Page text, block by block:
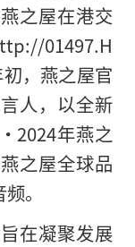
之屋在港交
01497.H
，燕之屋官
人，以全新
年燕之
之屋全球品
。
在凝聚发展